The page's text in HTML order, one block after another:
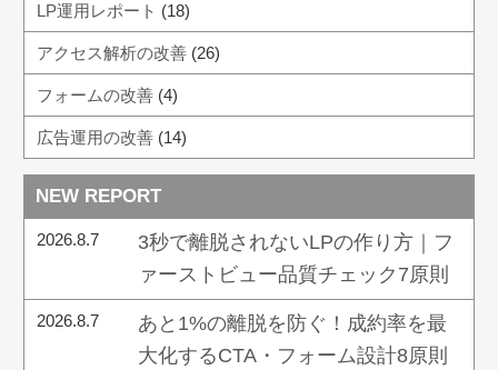
LP運用レポート (18)
アクセス解析の改善(26)
フォームの改善(4)
広告運用の改善(14)
NEW REPORT
2026.8.7
3秒で離脱されないLPの作り方｜フ
ァーストビュー品質チェック7原則
2026.8.7
あと1%の離脱を防ぐ！成約率を最
大化するCTA・フォーム設計8原則